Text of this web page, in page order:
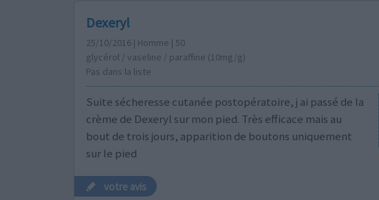
Dexeryl
25/10/2016 | Homme | 50
glycérol / vaseline / paraffine (10mg/g)
Pas dans la liste
Suite sécheresse cutanée postopératoire, j ai passé de la
crème de Dexeryl sur mon pied. Très efficace mais au
bout de trois jours, apparition de boutons uniquement
sur le pied
votre avis